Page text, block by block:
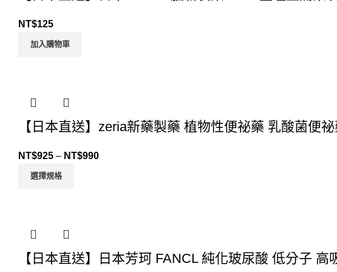
NT$125
加入購物車
【日本直送】zeria新藥製藥 植物性便祕藥 乳酸菌便
NT$925 – NT$990
選擇規格
【日本直送】日本芳珂 FANCL 純化玻尿酸 低分子